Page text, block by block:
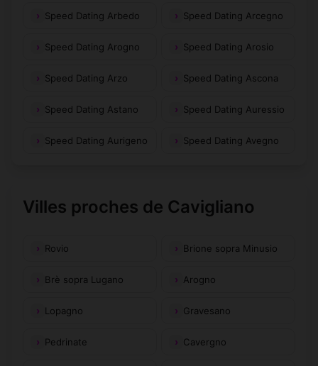
Speed Dating Arbedo Speed Dating Arcegno
Speed Dating Arogno Speed Dating Arosio
Speed Dating Arzo Speed Dating Ascona
Speed Dating Astano Speed Dating Auressio
Speed Dating Aurigeno Speed Dating Avegno
Villes proches de Cavigliano
Rovio Brione sopra Minusio
Brè sopra Lugano Arogno
Lopagno Gravesano
Pedrinate Cavergno